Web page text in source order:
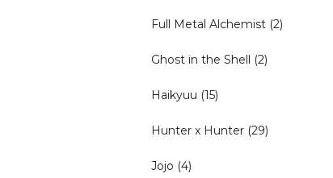
Full Metal Alchemist (2)
Ghost in the Shell (2)
Haikyuu (15)
Hunter x Hunter (29)
Jojo (4)